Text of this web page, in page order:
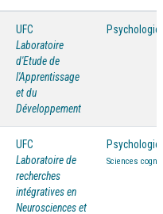
UFC
Laboratoire
d'Etude de
l'Apprentissage
et du
Développement
Psychologie
UFC
Laboratoire de
recherches
intégratives en
Neurosciences et
Psychologie
Sciences